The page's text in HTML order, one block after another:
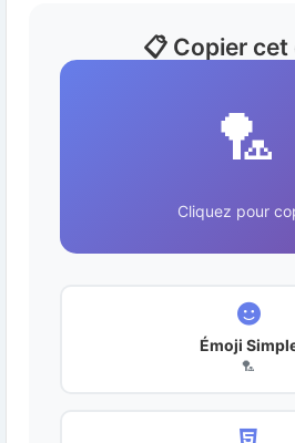
📋 Copier cet
🏸
Cliquez pour
Émoji
🏸